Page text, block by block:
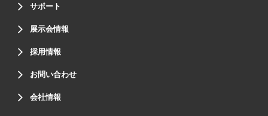
サポート
展示会情報
採用情報
お問い合わせ
会社情報